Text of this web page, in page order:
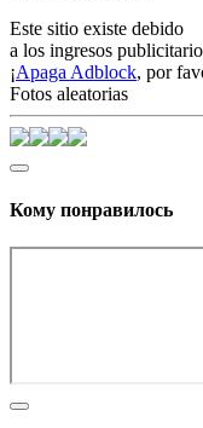
Este sitio existe debido
a los ingresos
¡Apaga Adblock, por
Fotos aleatorias
Кому понравилось